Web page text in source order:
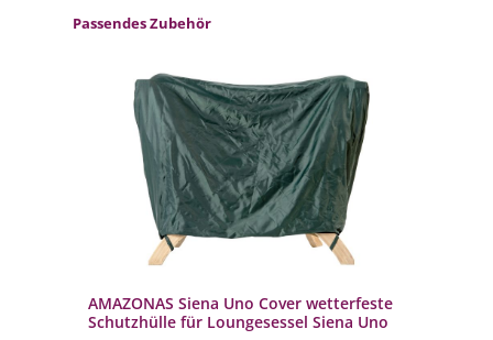
Produktgalerie überspringen
Passendes Zubehör
AMAZONAS Siena Uno Cover wetterfeste
Schutzhülle für Loungesessel Siena Uno